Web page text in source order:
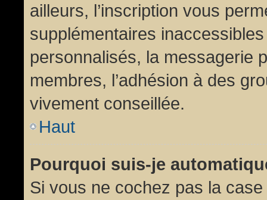
ailleurs, l’inscription vous
supplémentaires
personnalisés, la messagerie
membres, l’adhésion à des
vivement conseillée.
Haut
Pourquoi suis-je
Si vous ne cochez pas la case